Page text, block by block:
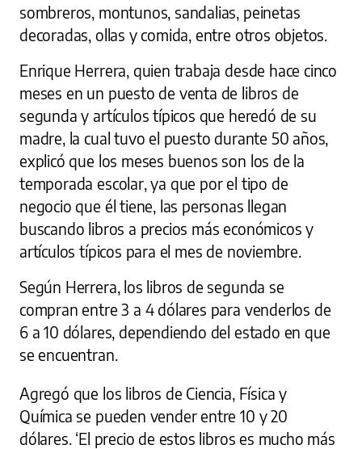
sombreros, montunos, sandalias, peinetas
decoradas, ollas y comida, entre otros objetos.
Enrique Herrera, quien trabaja desde hace cinco
meses en un puesto de venta de libros de
segunda y artículos típicos que heredó de su
madre, la cual tuvo el puesto durante 50 años,
explicó que los meses buenos son los de la
temporada escolar, ya que por el tipo de
negocio que él tiene, las personas llegan
buscando libros a precios más económicos y
artículos típicos para el mes de noviembre.
Según Herrera, los libros de segunda se
compran entre 3 a 4 dólares para venderlos de
6 a 10 dólares, dependiendo del estado en que
se encuentran.
Agregó que los libros de Ciencia, Física y
Química se pueden vender entre 10 y 20
dólares. ‘El precio de estos libros es mucho más